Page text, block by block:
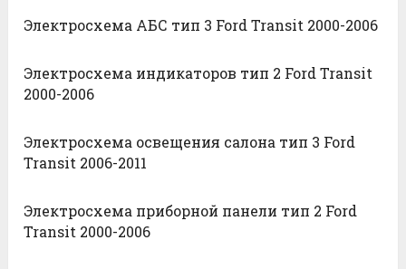
Электросхема АБС тип 3 Ford Transit 2000-2006
Электросхема индикаторов тип 2 Ford Transit
2000-2006
Электросхема освещения салона тип 3 Ford
Transit 2006-2011
Электросхема приборной панели тип 2 Ford
Transit 2000-2006